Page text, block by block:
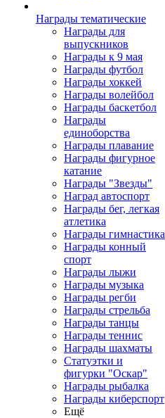
Награды тематические
Награды для
выпускников
Награды к 9 мая
Награды футбол
Награды хоккей
Награды волейбол
Награды баскетбол
Награды
единоборства
Награды плавание
Награды фигурное
катание
Награды "Звезды"
Наград автоспорт
Награды бег, легкая
атлетика
Награды гимнастика
Награды конный
спорт
Награды лыжи
Награды музыка
Награды регби
Награды стрельба
Награды танцы
Награды теннис
Награды шахматы
Статуэтки и
фигурки "Оскар"
Награды рыбалка
Награды киберспорт
Ещё